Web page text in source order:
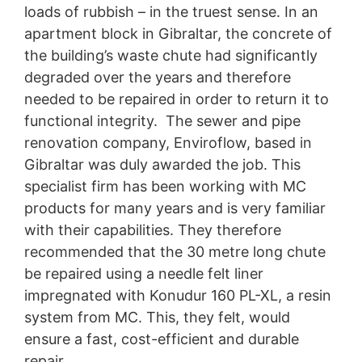
loads of rubbish – in the truest sense. In an
apartment block in Gibraltar, the concrete of
the building’s waste chute had significantly
degraded over the years and therefore
needed to be repaired in order to return it to
functional integrity. The sewer and pipe
renovation company, Enviroflow, based in
Gibraltar was duly awarded the job. This
specialist firm has been working with MC
products for many years and is very familiar
with their capabilities. They therefore
recommended that the 30 metre long chute
be repaired using a needle felt liner
impregnated with Konudur 160 PL-XL, a resin
system from MC. This, they felt, would
ensure a fast, cost-efficient and durable
vašu izričitu saglasnost. Možete opozvati vašu
budućnosti. Dovoljan je neformalni email da se uputi
ovakav zahtev. Podaci koji su obrađeni prije nego što
primimo vaš zahtjev mogu se i dalje obrađivati po
zakonu.
Pravo da se podnose žalbe regulatornim organima
Ako je došlo do kršenja zakona o zaštiti podataka,
oštećena osoba može podneti žalbu nadležnim
regulatornim organima. Nadležni regulatorni organ za
pitanja koja se odnose na zakonodavstvo o zaštiti
podataka je:
Landesbeauftragte fur Datenschutz und
Informationsfreiheit NRV, Dusseldorf.
Pravo na prenosivost podataka
Imate pravo da imate podatke koje obrađujemo na
osnovu vašeg pristanka ili ispunjavanja ugovora koji se
automatski isporučuju vama ili trećoj strani u
standardnom, mašinski čitljivom formatu. Ako vam je
potreban direktan prenos podataka drugoj odgovornoj